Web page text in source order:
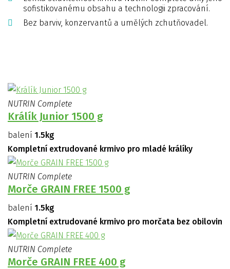
sofistikovanému obsahu a technologii zpracování.
Bez barviv, konzervantů a umělých zchutňovadel.
NUTRIN Complete
Králík Junior 1500 g
balení 1.5kg
Kompletní extrudované krmivo pro mladé králíky
NUTRIN Complete
Morče GRAIN FREE 1500 g
balení 1.5kg
Kompletní extrudované krmivo pro morčata bez obilovin
NUTRIN Complete
Morče GRAIN FREE 400 g